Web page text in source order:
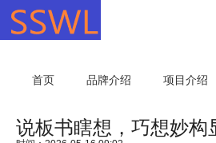
首页 品牌介绍 项目介绍
说板书瞎想，巧想妙构